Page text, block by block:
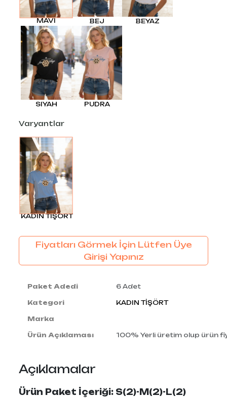
MAVI BEJ BEYAZ
SIYAH PUDRA
Varyantlar
KADIN TİŞÖRT
Fiyatları Görmek İçin Lütfen Üye
Girişi Yapınız
Paket Adedi 6 Adet
Kategori KADIN TİŞÖRT
Marka
Ürün Açıklaması 100% Yerli üretim olup ürün
Açıklamalar
Ürün Paket İçeriği: S(2)-M(2)-L(2)